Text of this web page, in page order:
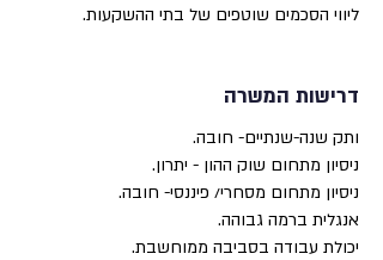
ליווי הסכמים שוטפים של בתי ההשקעות.
דרישות המשרה
ותק שנה-שנתיים- חובה.
ניסיון מתחום שוק ההון - יתרון.
ניסיון מתחום מסחרי/ פיננסי- חובה.
אנגלית ברמה גבוהה.
יכולת עבודה בסביבה ממוחשבת.